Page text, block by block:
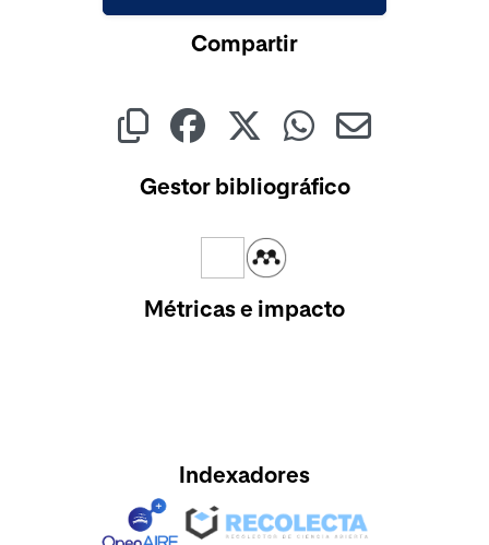
Compartir
Gestor bibliográfico
Métricas e impacto
Indexadores